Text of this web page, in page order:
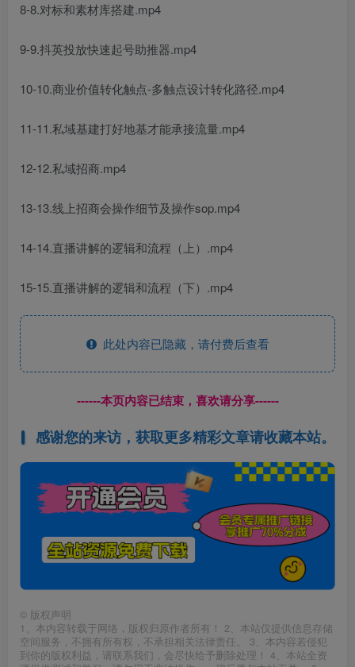
8-8.对标和素材库搭建.mp4
9-9.抖英投放快速起号助推器.mp4
10-10.商业价值转化触点-多触点设计转化路径.mp4
11-11.私域基建打好地基才能承接流量.mp4
12-12.私域招商.mp4
13-13.线上招商会操作细节及操作sop.mp4
14-14.直播讲解的逻辑和流程（上）.mp4
15-15.直播讲解的逻辑和流程（下）.mp4
此处内容已隐藏，请付费后查看
------本页内容已结束，喜欢请分享------
感谢您的来访，获取更多精彩文章请收藏本站。
© 版权声明
1、本内容转载于网络，版权归原作者所有！ 2、本站仅提供信息存储
空间服务，不拥有所有权，不承担相关法律责任。 3、本内容若侵犯
到你的版权利益，请联系我们，会尽快给予删除处理！ 4、本站全资